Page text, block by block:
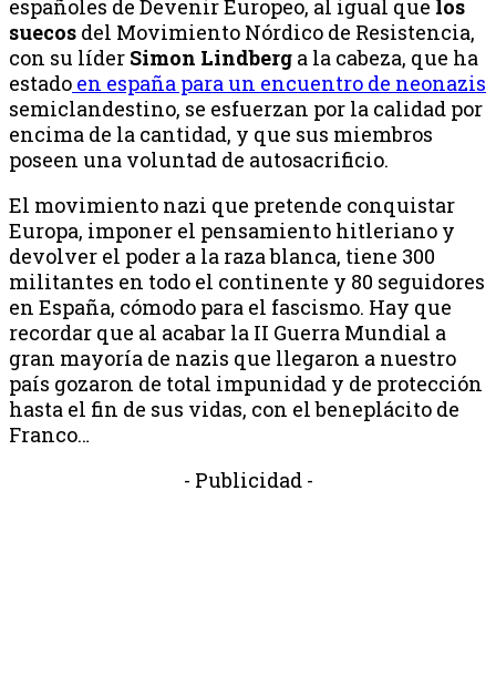
españoles de Devenir Europeo, al igual que los
suecos del Movimiento Nórdico de Resistencia,
con su líder Simon Lindberg a la cabeza, que ha
estado en españa para un encuentro de neonazis
semiclandestino, se esfuerzan por la calidad por
encima de la cantidad, y que sus miembros
poseen una voluntad de autosacrificio.
El movimiento nazi que pretende conquistar
Europa, imponer el pensamiento hitleriano y
devolver el poder a la raza blanca, tiene 300
militantes en todo el continente y 80 seguidores
en España, cómodo para el fascismo. Hay que
recordar que al acabar la II Guerra Mundial a
gran mayoría de nazis que llegaron a nuestro
país gozaron de total impunidad y de protección
hasta el fin de sus vidas, con el beneplácito de
Franco…
- Publicidad -